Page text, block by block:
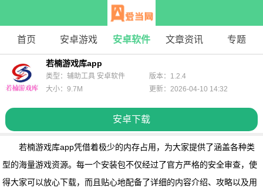
首页 安卓游戏 安卓软件 文章资讯 专题
若楠游戏库app
安卓下载
类型：辅助工具 安卓软件
版本：1.2.4
大小：9.7M
更新：2026-04-10 14:32
若楠游戏库app凭借着极少的内存占用，为大家提供了涵盖各种类
型的海量游戏资源。每一个安装包不仅经过了官方严格的安全审查，使
得大家可以放心下载，而且贴心地配备了详细的内容介绍、攻略以及用